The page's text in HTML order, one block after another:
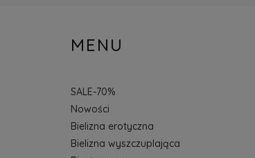
MENU
SALE-70%
Nowości
Bielizna erotyczna
Bielizna wyszczuplająca